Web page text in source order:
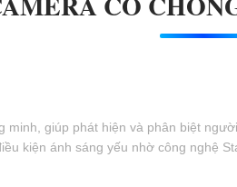
giúp phát hiện và phân biệt
kiện ánh sáng yếu nhờ công nghệ